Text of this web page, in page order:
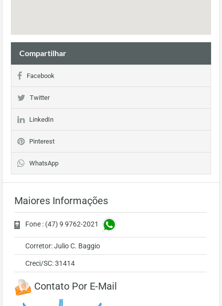
Compartilhar
Facebook
Twitter
LinkedIn
Pinterest
WhatsApp
Maiores Informações
Fone : (47) 9 9762-2021
Corretor: Julio C. Baggio
Creci/SC: 31414
Contato Por E-Mail